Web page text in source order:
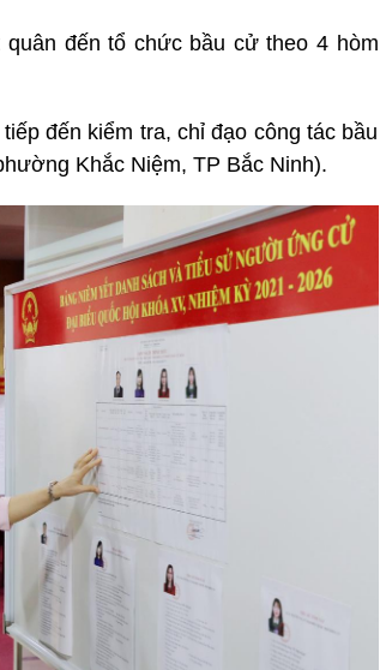
đến tổ chức bầu cử theo 4 hòm
đến kiểm tra, chỉ đạo công tác bầu
Khắc Niệm, TP Bắc Ninh).